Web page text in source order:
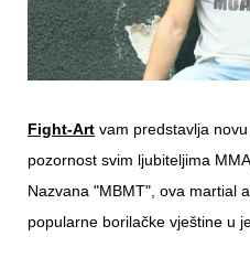
Fight-Art vam predstavlja
pozornost svim ljubiteljima
Nazvana "MBMT", ova martial
popularne borilačke vještine u